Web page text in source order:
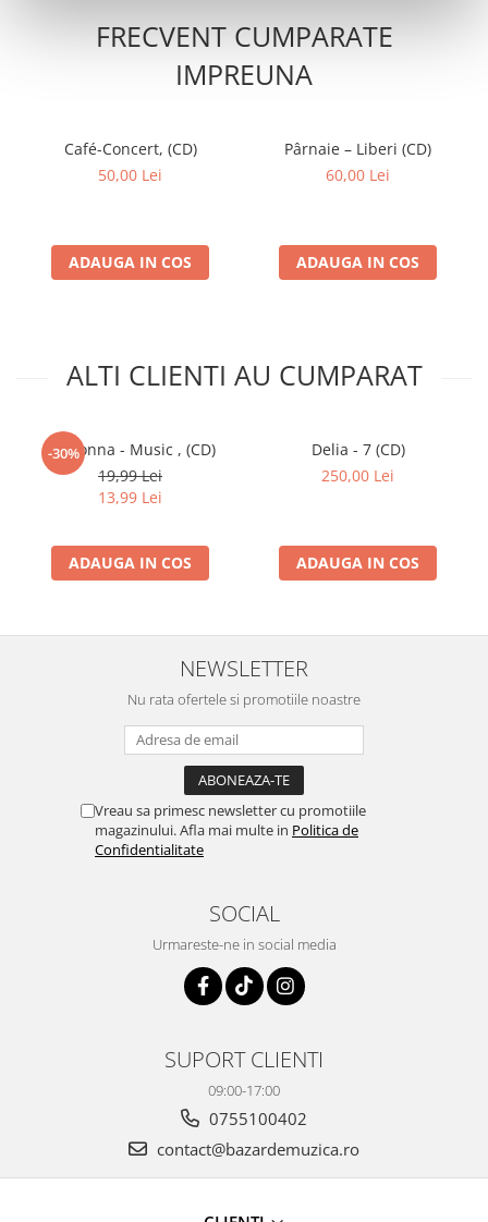
FRECVENT CUMPARATE
IMPREUNA
Café-Concert, (CD)
50,00 Lei
ADAUGA IN COS
Pârnaie – Liberi (CD)
60,00 Lei
ADAUGA IN COS
ALTI CLIENTI AU CUMPARAT
-30%
Madonna - Music , (CD)
19,99 Lei
13,99 Lei
ADAUGA IN COS
Delia - 7 (CD)
250,00 Lei
ADAUGA IN COS
NEWSLETTER
Nu rata ofertele si promotiile noastre
Vreau sa primesc newsletter cu promotiile
magazinului. Afla mai multe in Politica de
Confidentialitate
SOCIAL
Urmareste-ne in social media
SUPORT CLIENTI
09:00-17:00
0755100402
contact@bazardemuzica.ro